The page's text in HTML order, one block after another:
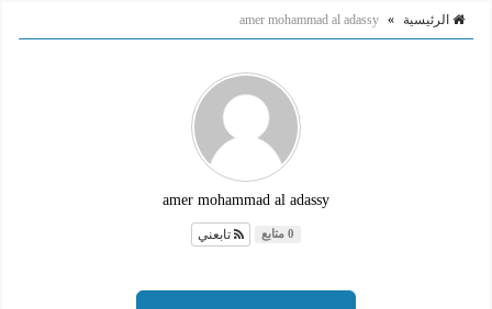
الرئيسية »
amer mohammad al adassy
amer mohammad al adassy
0 متابع تابعني